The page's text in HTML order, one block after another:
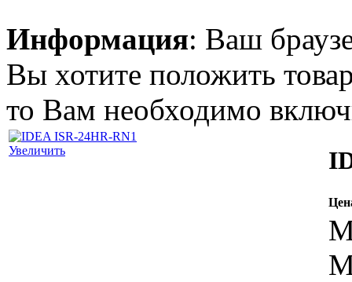
3 086.00 грн.
LG G09LHT
Информация: Ваш
Вы хотите положить
то Вам необходимо
Увеличить